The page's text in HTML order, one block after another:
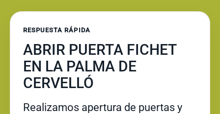
RESPUESTA RÁPIDA
ABRIR PUERTA FICHET
EN LA PALMA DE
CERVELLÓ
Realizamos apertura de puertas y